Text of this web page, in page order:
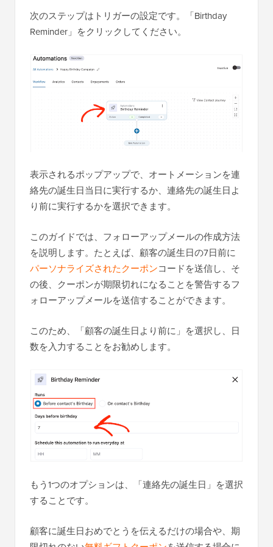
次のステップはトリガーの設定です。「Birthday
Reminder」をクリックしてください。
表示されるポップアップで、オートメーションを連
絡先の誕生日当日に実行するか、連絡先の誕生日よ
り前に実行するかを選択できます。
このガイドでは、フォローアップメールの作成方法
を説明します。たとえば、顧客の誕生日の7日前に
パーソナライズされたクーポンコードを送信し、そ
の後、クーポンが期限切れになることを警告するフ
ォローアップメールを送信することができます。
このため、「顧客の誕生日より前に」を選択し、日
数を入力することをお勧めします。
もう1つのオプションは、「連絡先の誕生日」を選択
することです。
顧客に誕生日おめでとうを伝えるだけの場合や、期